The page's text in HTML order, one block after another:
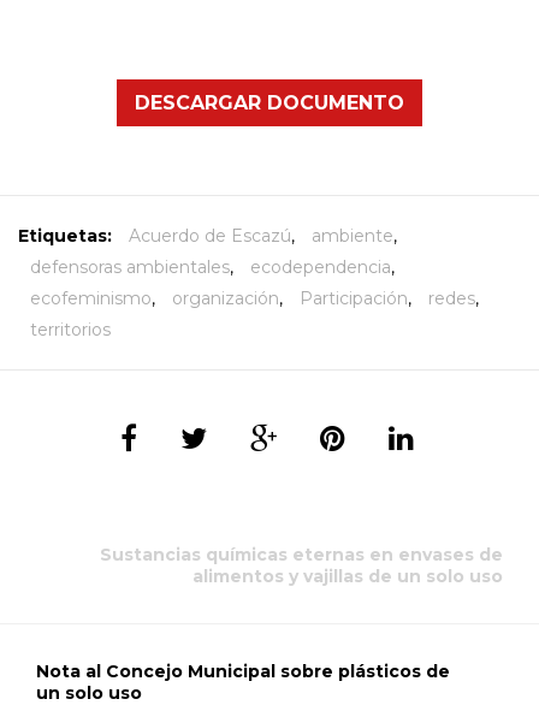
DESCARGAR DOCUMENTO
Etiquetas: Acuerdo de Escazú, ambiente,
defensoras ambientales, ecodependencia,
ecofeminismo, organización, Participación, redes,
territorios
Sustancias químicas eternas en envases de
alimentos y vajillas de un solo uso
Nota al Concejo Municipal sobre plásticos de
un solo uso